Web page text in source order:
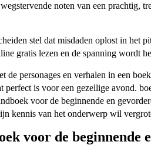
noten van een
stel dat misdaden oplost in het
gratis lezen en de spanning wordt
personages en verhalen in een
is voor een gezellige avond.
voor de beginnende en
kennis van het onderwerp wil
voor de beginnende